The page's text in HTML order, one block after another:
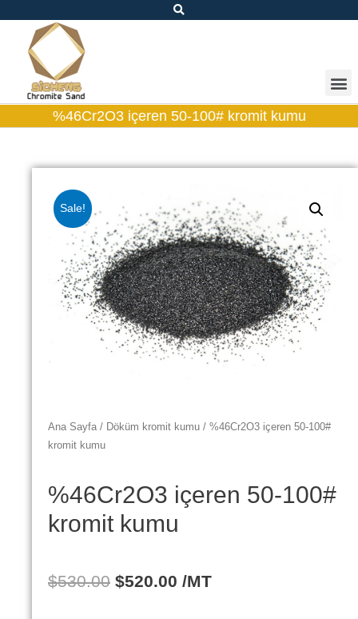
%46Cr2O3 içeren 50-100# kromit kumu
Sale!
Ana Sayfa / Döküm kromit kumu / %46Cr2O3 içeren 50-100#
kromit kumu
%46Cr2O3 içeren 50-100#
kromit kumu
$530.00 $520.00 /MT